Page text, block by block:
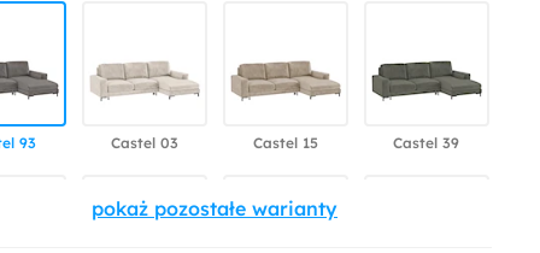
93 Castel 03 Castel 15 Castel 39